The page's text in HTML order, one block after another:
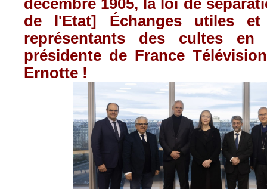
de l'Etat] Échanges utiles et
représentants des cultes en
présidente de France
Ernotte !